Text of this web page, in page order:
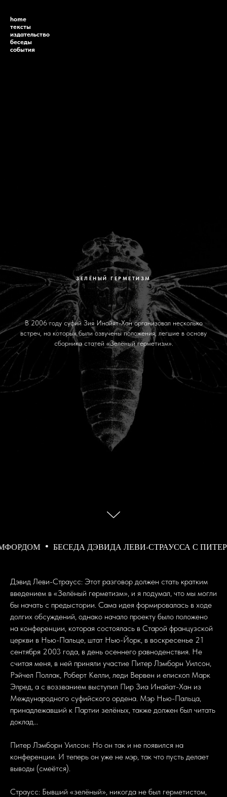
home
тексты
издательство
беседы
события
ЗЕЛЁНЫЙ ГЕРМЕТИЗМ
В 2006 году суфий Зия Инайят-Хан организовал несколько
встреч, на которых были озвучены положения, легшие в основу
сборника статей «Зелёный герметизм».
БЕСЕДА ДЭВИДА ЛЕВИ-СТРАУССА С ПИТЕРОМ
Дэвид Леви-Страусс: Этот разговор должен стать кратким
введением в «Зелёный герметизм», и я подумал, что мы могли
бы начать с предыстории. Сама идея формировалась в ходе
долгих обсуждений, однако начало проекту было положено
на конференции, которая состоялась в Старой французской
церкви в Нью-Пальце, штат Нью-Йорк, в воскресенье 21
сентября 2003 года, в день осеннего равноденствия. Не
считая меня, в ней приняли участие Питер Лэмборн Уилсон,
Рэйчел Поллак, Роберт Келли, леди Вервен и епископ Марк
Элред, а с воззванием выступил Пир Зиа Инайат-Хан из
Международного суфийского ордена. Мэр Нью-Пальца,
принадлежавший к Партии зелёных, также должен был читать
доклад...
Питер Лэмборн Уилсон: Но он так и не появился на
конференции. И теперь он уже не мэр, так что пусть делает
выводы (смеётся).
Страусс: Бывший «зелёный», никогда не был герметистом,